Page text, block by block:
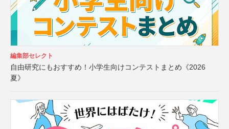
編集部セレクト
自由研究にもおすすめ！小学生向けコンテストまとめ《2026
夏》